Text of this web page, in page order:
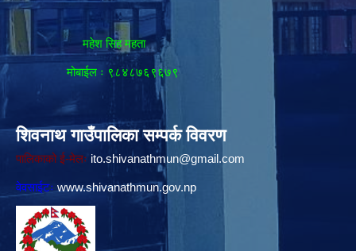
महेश सिह महता
मोबाईल ः ९८४८७६९६७९
शिवनाथ गाउँपालिका सम्पर्क विवरण
पालिकाको ई-मेलः ito.shivanathmun@gmail.com
वेवसाईटः www.shivanathmun.gov.np